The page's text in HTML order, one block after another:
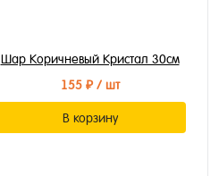
Шар Коричневый Кристал 30см
155 ₽/ шт
В корзину